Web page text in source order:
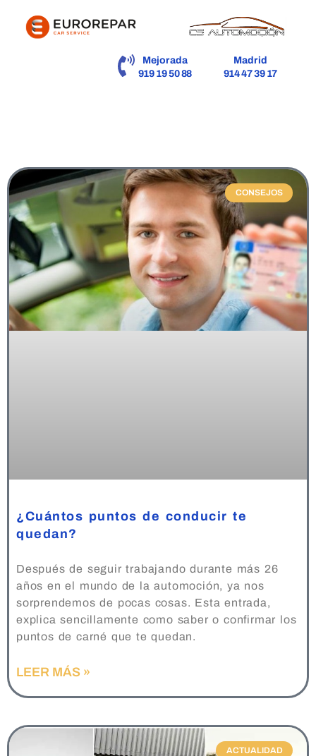
Mejorada
919 19 50 88
Madrid
914 47 39 17
CONSEJOS
¿Cuántos puntos de conducir te
quedan?
Después de seguir trabajando durante más 26
años en el mundo de la automoción, ya nos
sorprendemos de pocas cosas. Esta entrada,
explica sencillamente como saber o confirmar los
puntos de carné que te quedan.
LEER MÁS »
ACTUALIDAD